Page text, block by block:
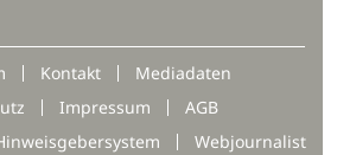
Kontakt
Mediadaten
Impressum
AGB
Webjournalist